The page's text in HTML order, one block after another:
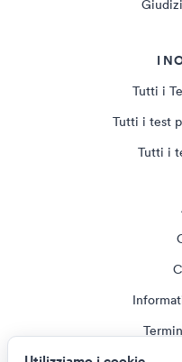
I
Tutti i
Tutti i test
Tutti i